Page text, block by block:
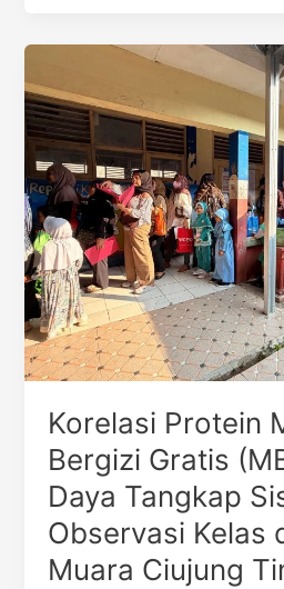
Korelasi Protein
Bergizi Gratis
Daya Tangkap
Observasi Kelas
Muara Ciujung
Makan
Bergizi
Gratis
(MBG)
dan
Daya
Tangkap
Siswa:
Observasi
Kelas
di
2
Muara
Ciujung
Timur